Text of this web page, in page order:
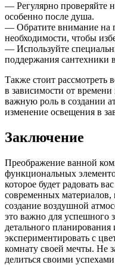
— Регулярно проверяйте
особенно после душа.
— Обратите внимание на
необходимости, чтобы
— Используйте
поддержания сантехники
Также стоит рассмотреть
в зависимости от
важную роль в создании
изменение освещения в
Заключение
Преображение ванной
функциональных
которое будет радовать
современных
создание воздушной
это важно для успешного
детального планирования
экспериментировать с
комнату своей мечты. Не
делиться своими